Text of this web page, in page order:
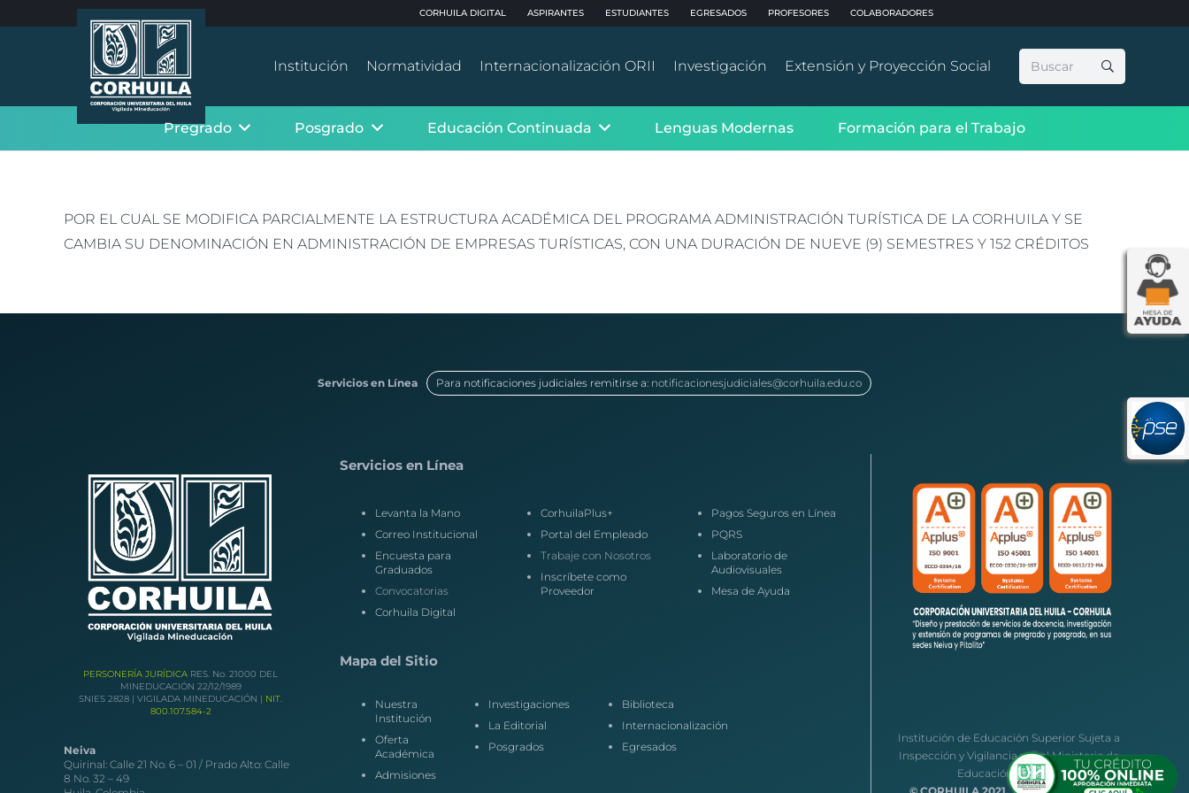
CORHUILA DIGITAL ASPIRANTES ESTUDIANTES EGRESADOS PROFESORES COLABORADORES
Institución Normatividad Internacionalización ORII Investigación Extensión y Proyección Social Buscar:
Pregrado Posgrado Educación Continuada Lenguas Modernas Formación para el Trabajo
POR EL CUAL SE MODIFICA PARCIALMENTE LA ESTRUCTURA ACADÉMICA DEL PROGRAMA ADMINISTRACIÓN TURÍSTICA DE LA CORHUILA Y SE
CAMBIA SU DENOMINACIÓN EN ADMINISTRACIÓN DE EMPRESAS TURÍSTICAS, CON UNA DURACIÓN DE NUEVE (9) SEMESTRES Y 152 CRÉDITOS
Servicios en Línea Para notificaciones judiciales remitirse a: notificacionesjudiciales@corhuila.edu.co
PERSONERÍA JURÍDICA RES. No. 21000 DEL
MINEDUCACIÓN 22/12/1989
SNIES 2828 | VIGILADA MINEDUCACIÓN | NIT.
800.107.584-2
Neiva
Quirinal: Calle 21 No. 6 – 01 / Prado Alto: Calle
8 No. 32 – 49
Servicios en Línea
Levanta la Mano
Correo Institucional
Encuesta para
Graduados
Convocatorias
Corhuila Digital
CorhuilaPlus+
Portal del Empleado
Trabaje con Nosotros
Inscríbete como
Proveedor
Pagos Seguros en Línea
PQRS
Laboratorio de
Audiovisuales
Mesa de Ayuda
Mapa del Sitio
Nuestra
Institución
Oferta
Académica
Admisiones
Investigaciones
La Editorial
Posgrados
Biblioteca
Internacionalización
Egresados
Institución de Educación Superior Sujeta a
Inspección y Vigilancia por el Ministerio de
Educación Nacional